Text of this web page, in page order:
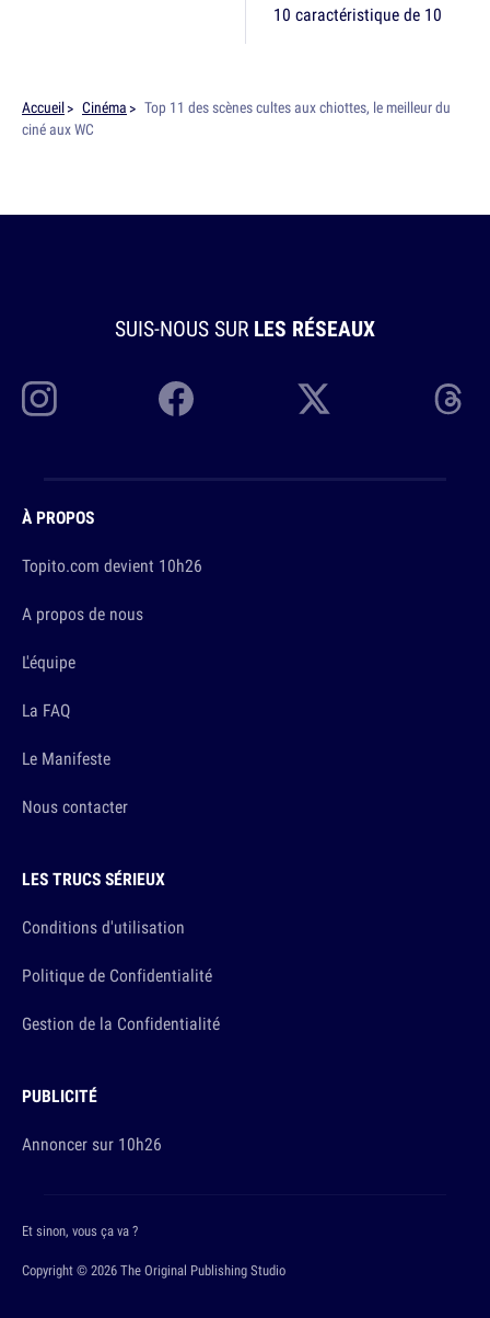
10 caractéristique de 10
Accueil Cinéma
Top 11 des scènes cultes aux chiottes, le meilleur du
ciné aux WC
SUIS-NOUS SUR LES RÉSEAUX
À PROPOS
Topito.com devient 10h26
A propos de nous
L'équipe
La FAQ
Le Manifeste
Nous contacter
LES TRUCS SÉRIEUX
Conditions d'utilisation
Politique de Confidentialité
Gestion de la Confidentialité
PUBLICITÉ
Annoncer sur 10h26
Copyright © 2026 The Original Publishing Studio
Et sinon, vous ça va ?